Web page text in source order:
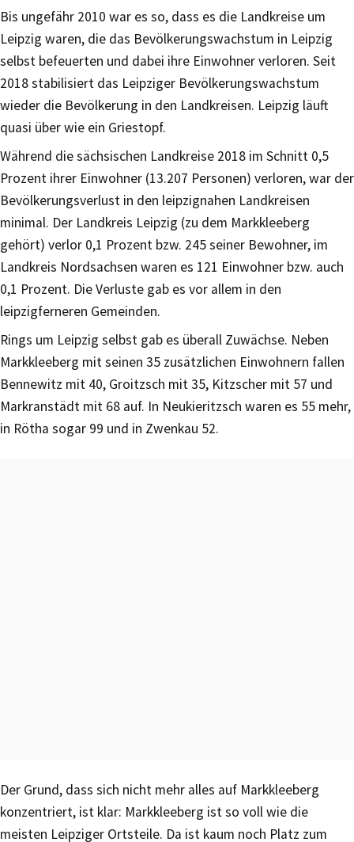
Bis ungefähr 2010 war es so, dass es die Landkreise um
Leipzig waren, die das Bevölkerungswachstum in Leipzig
selbst befeuerten und dabei ihre Einwohner verloren. Seit
2018 stabilisiert das Leipziger Bevölkerungswachstum
wieder die Bevölkerung in den Landkreisen. Leipzig läuft
quasi über wie ein Griestopf.
Während die sächsischen Landkreise 2018 im Schnitt 0,5
Prozent ihrer Einwohner (13.207 Personen) verloren, war der
Bevölkerungsverlust in den leipzignahen Landkreisen
minimal. Der Landkreis Leipzig (zu dem Markkleeberg
gehört) verlor 0,1 Prozent bzw. 245 seiner Bewohner, im
Landkreis Nordsachsen waren es 121 Einwohner bzw. auch
0,1 Prozent. Die Verluste gab es vor allem in den
leipzigferneren Gemeinden.
Rings um Leipzig selbst gab es überall Zuwächse. Neben
Markkleeberg mit seinen 35 zusätzlichen Einwohnern fallen
Bennewitz mit 40, Groitzsch mit 35, Kitzscher mit 57 und
Markranstädt mit 68 auf. In Neukieritzsch waren es 55 mehr,
in Rötha sogar 99 und in Zwenkau 52.
Der Grund, dass sich nicht mehr alles auf Markkleeberg
konzentriert, ist klar: Markkleeberg ist so voll wie die
meisten Leipziger Ortsteile. Da ist kaum noch Platz zum